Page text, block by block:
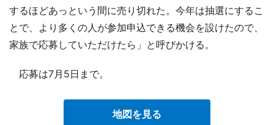
するほどあっという間に売り切れた。今年は抽選にするこ
とで、より多くの人が参加申込できる機会を設けたので、
家族で応募していただけたら」と呼びかける。
応募は7月5日まで。
地図を見る